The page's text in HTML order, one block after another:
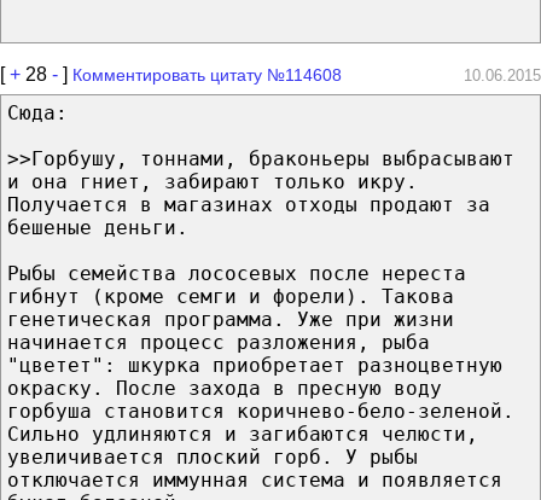
[+ 28 - ] Комментировать цитату №114608 10.06.2015
Сюда:
>>Горбушу, тоннами, браконьеры выбрасывают
и она гниет, забирают только икру.
Получается в магазинах отходы продают за
бешеные деньги.
Рыбы семейства лососевых после нереста
гибнут (кроме семги и форели). Такова
генетическая программа. Уже при жизни
начинается процесс разложения, рыба
"цветет": шкурка приобретает разноцветную
окраску. После захода в пресную воду
горбуша становится коричнево-бело-зеленой.
Сильно удлиняются и загибаются челюсти,
увеличивается плоский горб. У рыбы
отключается иммунная система и появляется